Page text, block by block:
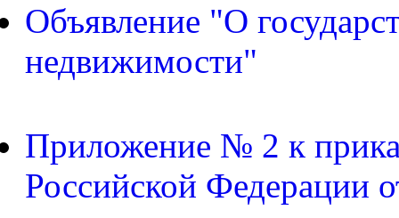
Объявление "О
недвижимости"
Приложение № 2 к
Российской Федерации